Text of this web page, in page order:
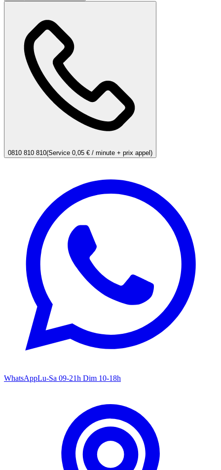
0810 810 810(Service 0,05 € / minute + prix appel)
WhatsAppLu-Sa 09-21h Dim 10-18h